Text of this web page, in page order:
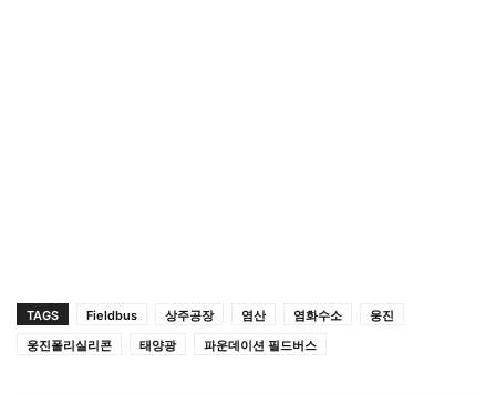
TAGS Fieldbus 상주공장 염산 염화수소
웅진
웅진폴리실리콘
태양광 파운데이션 필드버스